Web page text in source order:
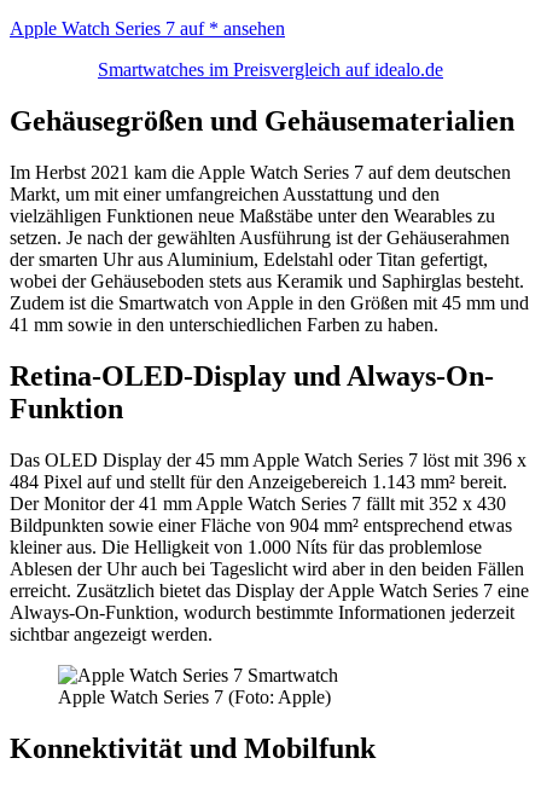
Apple Watch Series 7 auf * ansehen
Smartwatches im Preisvergleich auf idealo.de
Gehäusegrößen und Gehäusematerialien
Im Herbst 2021 kam die Apple Watch Series 7 auf dem deutschen
Markt, um mit einer umfangreichen Ausstattung und den
vielzähligen Funktionen neue Maßstäbe unter den Wearables zu
setzen. Je nach der gewählten Ausführung ist der Gehäuserahmen
der smarten Uhr aus Aluminium, Edelstahl oder Titan gefertigt,
wobei der Gehäuseboden stets aus Keramik und Saphirglas besteht.
Zudem ist die Smartwatch von Apple in den Größen mit 45 mm und
41 mm sowie in den unterschiedlichen Farben zu haben.
Retina-OLED-Display und Always-On-
Funktion
Das OLED Display der 45 mm Apple Watch Series 7 löst mit 396 x
484 Pixel auf und stellt für den Anzeigebereich 1.143 mm² bereit.
Der Monitor der 41 mm Apple Watch Series 7 fällt mit 352 x 430
Bildpunkten sowie einer Fläche von 904 mm² entsprechend etwas
kleiner aus. Die Helligkeit von 1.000 Níts für das problemlose
Ablesen der Uhr auch bei Tageslicht wird aber in den beiden Fällen
erreicht. Zusätzlich bietet das Display der Apple Watch Series 7 eine
Always-On-Funktion, wodurch bestimmte Informationen jederzeit
sichtbar angezeigt werden.
Apple Watch Series 7 (Foto: Apple)
Konnektivität und Mobilfunk